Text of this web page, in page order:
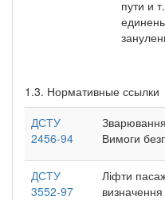
пути и
1.3. Нормативные ссылки
ДСТУ
2456-94
Вимоги
ДСТУ
3552-97
Ліфти
визначення